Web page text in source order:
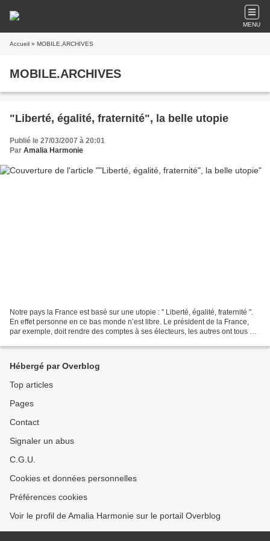
MENU
Accueil » MOBILE.ARCHIVES
MOBILE.ARCHIVES
"Liberté, égalité, fraternité", la belle utopie
Publié le 27/03/2007 à 20:01
Par Amalia Harmonie
Notre pays la France est basé sur une utopie : " Liberté, égalité, fraternité ".
En effet personne en ce bas monde n’est libre. Le président de la France,
par exemple, doit rendre des comptes à ses électeurs, les autres ont tous un
Hébergé par Overblog
Top articles
Pages
Contact
Signaler un abus
C.G.U.
Cookies et données personnelles
Préférences cookies
Voir le profil de Amalia Harmonie sur le portail Overblog